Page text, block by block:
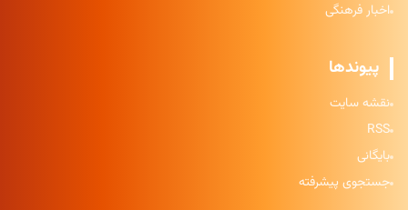
اخبار فرهنگی
پیوندها
نقشه سایت
RSS
بایگانی
جستجوی پیشرفته